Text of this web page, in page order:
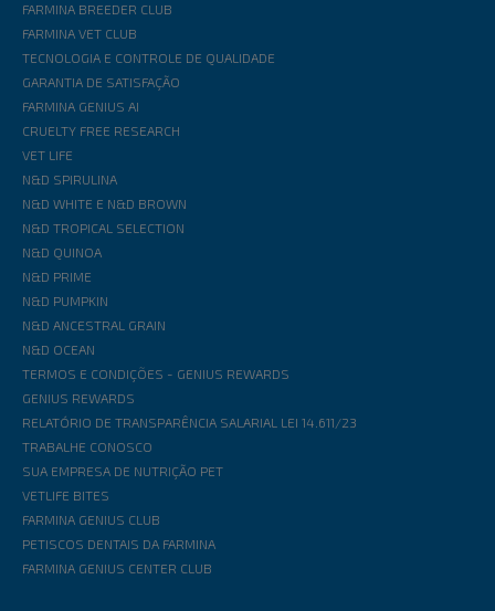
FARMINA BREEDER CLUB
FARMINA VET CLUB
TECNOLOGIA E CONTROLE DE QUALIDADE
GARANTIA DE SATISFAÇÃO
FARMINA GENIUS AI
CRUELTY FREE RESEARCH
VET LIFE
N&D SPIRULINA
N&D WHITE E N&D BROWN
N&D TROPICAL SELECTION
N&D QUINOA
N&D PRIME
N&D PUMPKIN
N&D ANCESTRAL GRAIN
N&D OCEAN
TERMOS E CONDIÇÕES - GENIUS REWARDS
GENIUS REWARDS
RELATÓRIO DE TRANSPARÊNCIA SALARIAL LEI 14.611/23
TRABALHE CONOSCO
SUA EMPRESA DE NUTRIÇÃO PET
VETLIFE BITES
FARMINA GENIUS CLUB
PETISCOS DENTAIS DA FARMINA
FARMINA GENIUS CENTER CLUB